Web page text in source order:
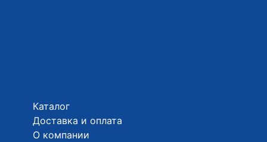
Каталог
Доставка и оплата
О компании